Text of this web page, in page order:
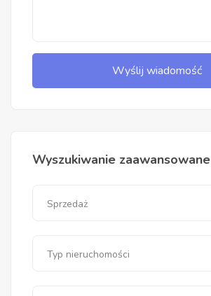
Wyślij wiadomość
Wyszukiwanie zaawansowane
Sprzedaż
Typ nieruchomości